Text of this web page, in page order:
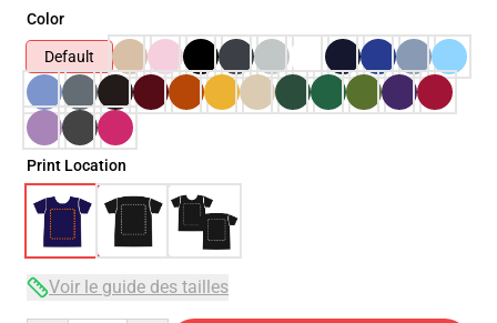
Color
Default
Print Location
Voir le guide des tailles